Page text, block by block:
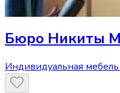
Бюро Никиты
Индивидуальная